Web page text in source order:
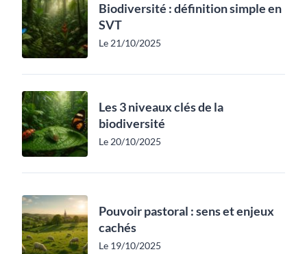
Biodiversité : définition simple en
SVT
Le 21/10/2025
Les 3 niveaux clés de la
biodiversité
Le 20/10/2025
Pouvoir pastoral : sens et enjeux
cachés
Le 19/10/2025